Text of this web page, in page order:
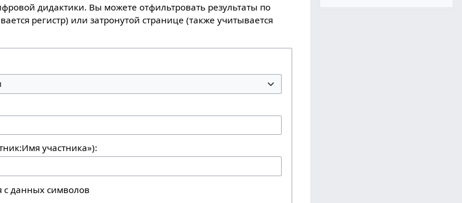
дидактики. Вы можете отфильтровать результаты по
регистр) или затронутой странице (также учитывается
участника»):
данных символов